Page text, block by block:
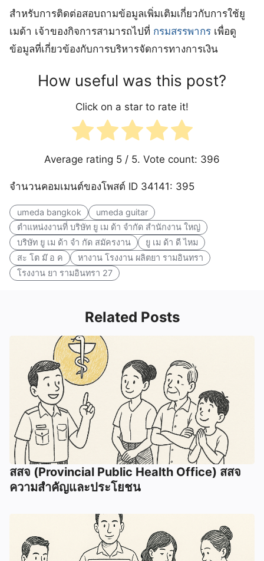
สำหรับการติดต่อสอบถามข้อมูลเพิ่มเติมเกี่ยวกับการใช้ยู
เมด้า เจ้าของกิจการสามารถไปที่ กรมสรรพากร เพื่อดู
ข้อมูลที่เกี่ยวข้องกับการบริหารจัดการทางการเงิน
How useful was this post?
Click on a star to rate it!
Average rating 5 / 5. Vote count: 396
จำนวนคอมเมนต์ของโพสต์ ID 34141: 395
umeda bangkok
umeda guitar
ตำแหน่งงานที่ บริษัท ยู เม ด้า จำกัด สำนักงาน ใหญ่
บริษัท ยู เม ด้า จํา กัด สมัครงาน
ยู เม ด้า ดี ไหม
สะ โต ม๊ อ ค
หางาน โรงงาน ผลิตยา รามอินทรา
โรงงาน ยา รามอินทรา 27
Related Posts
สสจ (Provincial Public Health Office) สสจ
ความสำคัญและประโยชน